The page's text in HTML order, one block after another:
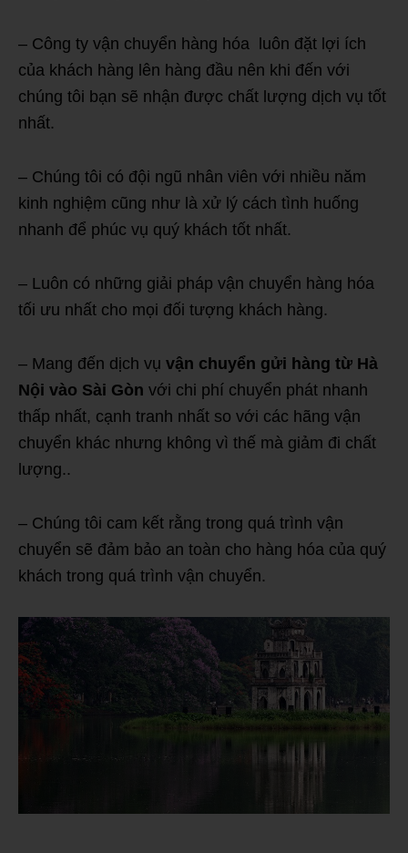
– Công ty vận chuyển hàng hóa luôn đặt lợi ích
của khách hàng lên hàng đầu nên khi đến với
chúng tôi bạn sẽ nhận được chất lượng dịch vụ tốt
nhất.
– Chúng tôi có đội ngũ nhân viên với nhiều năm
kinh nghiệm cũng như là xử lý cách tình huống
nhanh để phúc vụ quý khách tốt nhất.
– Luôn có những giải pháp vận chuyển hàng hóa
tối ưu nhất cho mọi đối tượng khách hàng.
– Mang đến dịch vụ vận chuyển gửi hàng từ Hà
Nội vào Sài Gòn với chi phí chuyển phát nhanh
thấp nhất, cạnh tranh nhất so với các hãng vận
chuyển khác nhưng không vì thế mà giảm đi chất
lượng..
– Chúng tôi cam kết rằng trong quá trình vận
chuyển sẽ đảm bảo an toàn cho hàng hóa của quý
khách trong quá trình vận chuyển.